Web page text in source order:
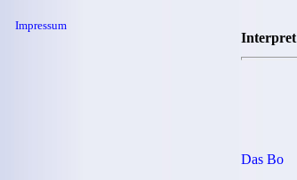
Interpret
Das Bo
Impressum